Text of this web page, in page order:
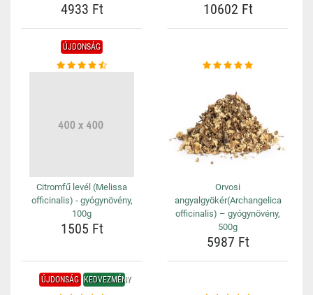
4933 Ft 10602 Ft
ÚJDONSÁG
Citromfű levél (Melissa
officinalis) - gyógynövény,
100g
1505 Ft
Orvosi
angyalgyökér(Archangelica
officinalis) – gyógynövény,
500g
5987 Ft
ÚJDONSÁG KEDVEZMÉNY